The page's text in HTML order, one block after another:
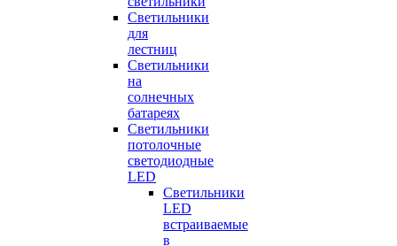
Светильники
для
лестниц
Светильники
на
солнечных
батареях
Светильники
потолочные
светодиодные
LED
Cветильники
LED
встраиваемые
в